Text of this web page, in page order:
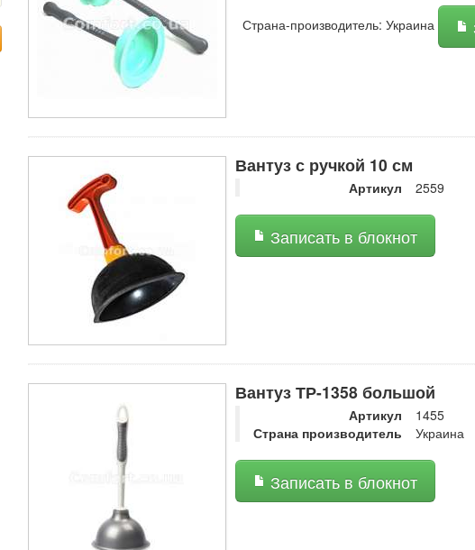
Страна-производитель: Украина
Вантуз с ручкой 10 см
Артикул 2559
Записать в блокнот
Вантуз ТР-1358 большой
Артикул
1455
Страна производитель
Украина
Записать в блокнот